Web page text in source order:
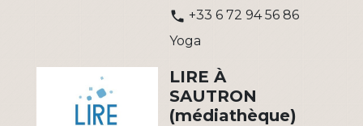
phone +33 6 72 94 56 86
Yoga
LIRE À
SAUTRON
(médiathèque)